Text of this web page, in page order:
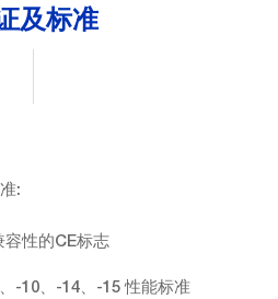
及标准
:
性的CE标志
-10、-14、-15 性能标准